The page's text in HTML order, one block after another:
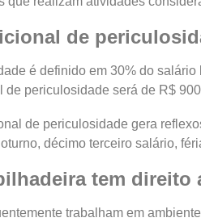
de
é definido em 30% do
periculosidade será de R$
de periculosidade gera
décimo terceiro salário,
tem direito
trabalham em